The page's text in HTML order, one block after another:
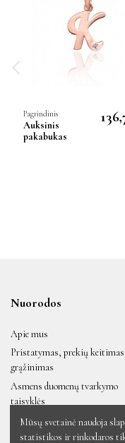
Pagrindinis
Auksinis
pakabukas
Nuorodos
Apie mus
Pristatymas, prekių
grąžinimas
Asmens duomenų tvarkymo
taisyklės
Taisyklės ir sąlygos
Naujos prekės
Mūsų svetainė naudoja
statistikos ir rinkodaros